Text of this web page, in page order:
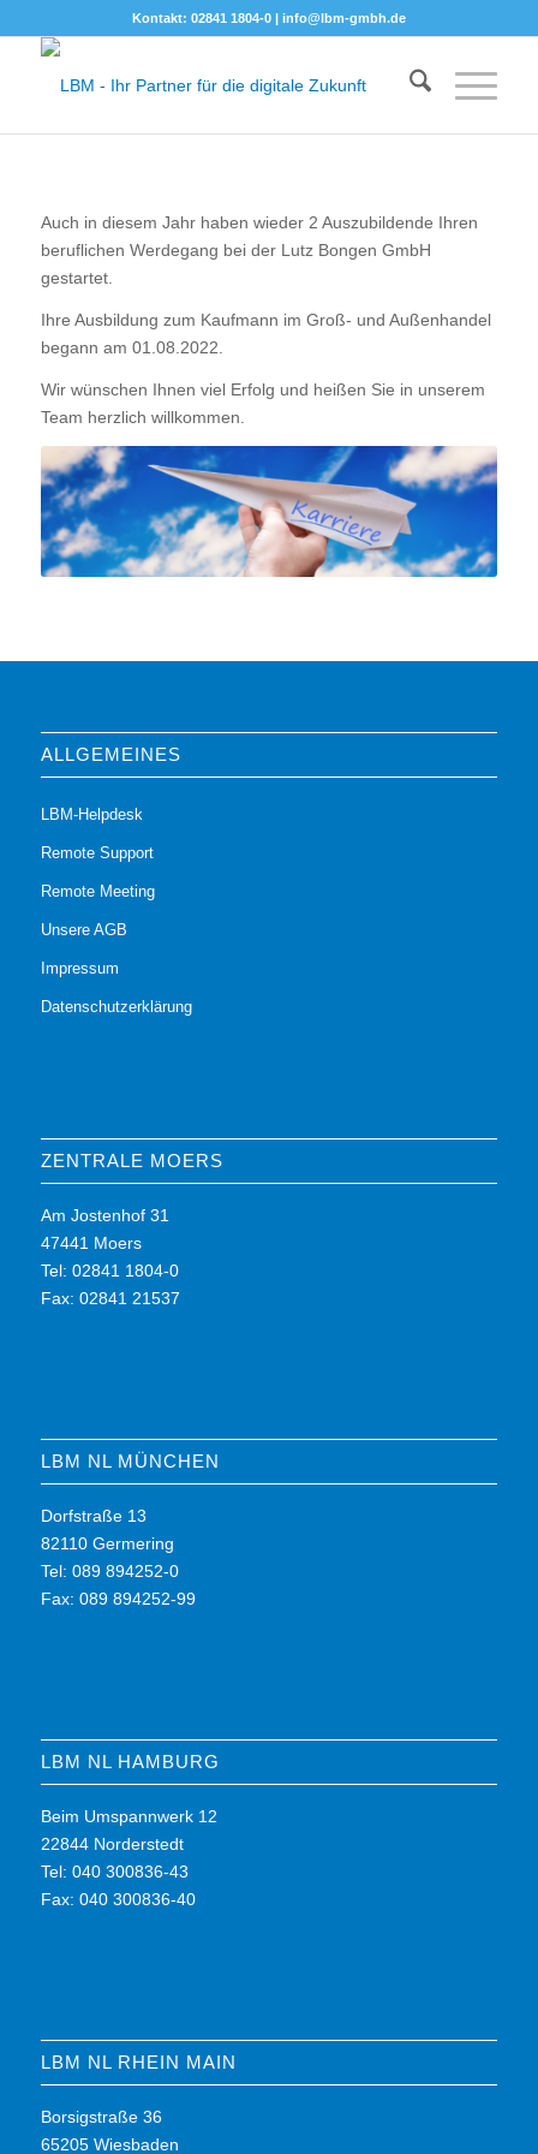
Kontakt: 02841 1804-0 | info@lbm-gmbh.de
Auch in diesem Jahr haben wieder 2 Auszubildende Ihren
beruflichen Werdegang bei der Lutz Bongen GmbH
gestartet.
Ihre Ausbildung zum Kaufmann im Groß- und Außenhandel
begann am 01.08.2022.
Wir wünschen Ihnen viel Erfolg und heißen Sie in unserem
Team herzlich willkommen.
ALLGEMEINES
LBM-Helpdesk
Remote Support
Remote Meeting
Unsere AGB
Impressum
Datenschutzerklärung
ZENTRALE MOERS
Am Jostenhof 31
47441 Moers
Tel: 02841 1804-0
Fax: 02841 21537
LBM NL MÜNCHEN
Dorfstraße 13
82110 Germering
Tel: 089 894252-0
Fax: 089 894252-99
LBM NL HAMBURG
Beim Umspannwerk 12
22844 Norderstedt
Tel: 040 300836-43
Fax: 040 300836-40
LBM NL RHEIN MAIN
Borsigstraße 36
65205 Wiesbaden